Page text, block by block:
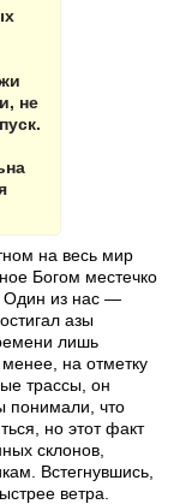
не
на весь мир
Богом местечко
Один из нас —
азы
лишь
на отметку
трассы, он
понимали, что
но этот факт
склонов,
Встегнувшись,
ветра.